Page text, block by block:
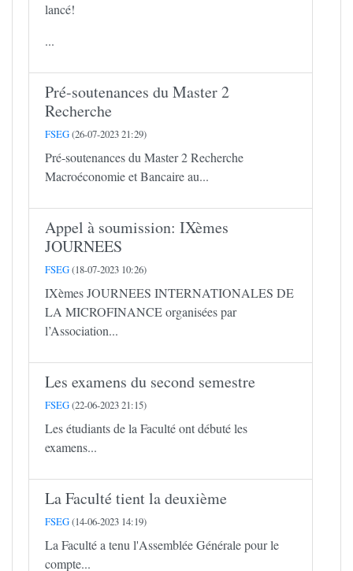
lancé!
...
Pré-soutenances du Master 2
Recherche
FSEG(26-07-2023 21:29)
Pré-soutenances du Master 2 Recherche
Macroéconomie et Bancaire au...
Appel à soumission: IXèmes
JOURNEES
FSEG(18-07-2023 10:26)
IXèmes JOURNEES INTERNATIONALES DE
LA MICROFINANCE organisées par
l’Association...
Les examens du second semestre
FSEG(22-06-2023 21:15)
Les étudiants de la Faculté ont débuté les
examens...
La Faculté tient la deuxième
FSEG(14-06-2023 14:19)
La Faculté a tenu l'Assemblée Générale pour le
compte...